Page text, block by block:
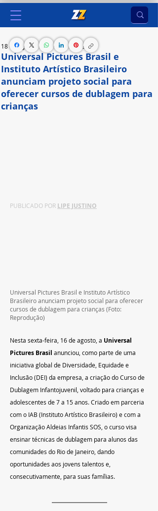
Universal Pictures Brasil e
Instituto Artístico Brasileiro
anunciam projeto social para
oferecer cursos de dublagem para
crianças
18 de ago. de 2024 1 min de leitura
PUBLICADO POR LIPE JUSTINO
Universal Pictures Brasil e Instituto Artístico
Brasileiro anunciam projeto social para oferecer
cursos de dublagem para crianças (Foto:
Reprodução)
Nesta sexta-feira, 16 de agosto, a Universal
Pictures Brasil anunciou, como parte de uma
iniciativa global de Diversidade, Equidade e
Inclusão (DEI) da empresa, a criação do Curso de
Dublagem Infantojuvenil, voltado para crianças e
adolescentes de 7 a 15 anos. Criado em parceria
com o IAB (Instituto Artístico Brasileiro) e com a
Organização Aldeias Infantis SOS, o curso visa
ensinar técnicas de dublagem para alunos das
comunidades do Rio de Janeiro, dando
oportunidades aos jovens talentos e,
consecutivamente, para suas famílias.